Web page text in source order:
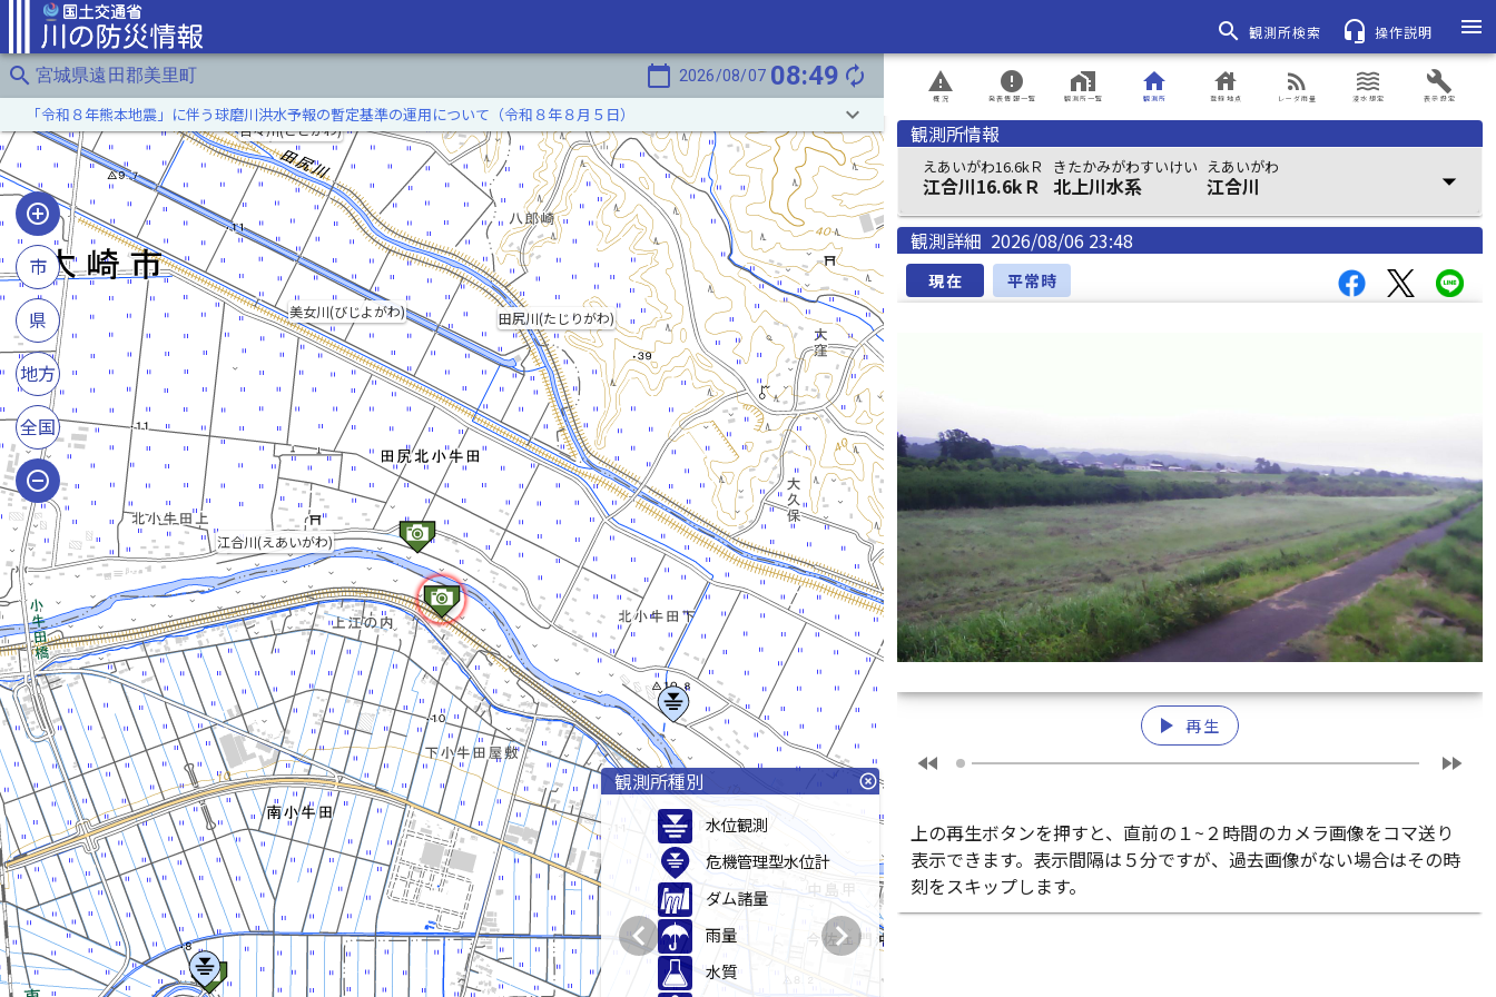
search 観測所検索 headset_mic 操作説明
menu
search 宮城県遠田郡美里町 calendar_today 2026/08/07 08:49 autorenew
江合川(えあいがわ)
田尻川(たじりがわ)
百々川(どどがわ)
美女川(びじよがわ)
「令和８年熊本地震」に伴う球磨川洪水予報の暫定基準の運用について（令和８年８月５日） keyboard_arrow_down
市
県
地方
全国
観測所種別 highlight_off
水位観測
危機管理型水位計
ダム諸量
雨量
水質
chevron_left chevron_right
概況
report_problem
発表情報一覧
error
観測所一覧
home_work
観測所
home
登録地点
house
レーダ雨量
rss_feed
浸水想定
waves
表示設定
build
観測所情報
えあいがわ16.6kＲ
江合川16.6kＲ
きたかみがわすいけい
北上川水系
えあいがわ
江合川 arrow_drop_down
観測詳細 2026/08/06 23:48
現在 平常時
play_arrow 再生
fast_rewind fast_forward
上の再生ボタンを押すと、直前の１~２時間のカメラ画像をコマ送り
表示できます。表示間隔は５分ですが、過去画像がない場合はその時
刻をスキップします。